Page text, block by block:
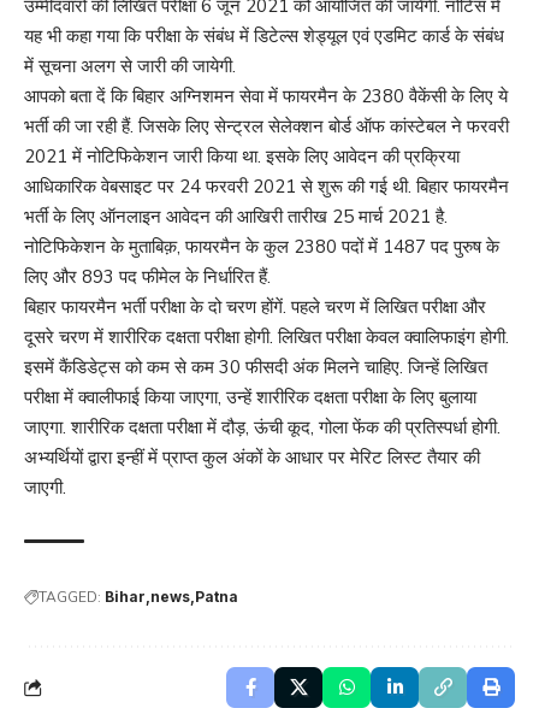
उम्मीदवारों की लिखित परीक्षा 6 जून 2021 को आयोजित की जायेगी. नोटिस में
यह भी कहा गया कि परीक्षा के संबंध में डिटेल्स शेड्यूल एवं एडमिट कार्ड के संबंध
में सूचना अलग से जारी की जायेगी.
आपको बता दें कि बिहार अग्निशमन सेवा में फायरमैन के 2380 वैकेंसी के लिए ये
भर्ती की जा रही हैं. जिसके लिए सेन्ट्रल सेलेक्शन बोर्ड ऑफ कांस्टेबल ने फरवरी
2021 में नोटिफिकेशन जारी किया था. इसके लिए आवेदन की प्रक्रिया
आधिकारिक वेबसाइट पर 24 फरवरी 2021 से शुरू की गई थी. बिहार फायरमैन
भर्ती के लिए ऑनलाइन आवेदन की आखिरी तारीख 25 मार्च 2021 है.
नोटिफिकेशन के मुताबिक़, फायरमैन के कुल 2380 पदों में 1487 पद पुरुष के
लिए और 893 पद फीमेल के निर्धारित हैं.
बिहार फायरमैन भर्ती परीक्षा के दो चरण होंगें. पहले चरण में लिखित परीक्षा और
दूसरे चरण में शारीरिक दक्षता परीक्षा होगी. लिखित परीक्षा केवल क्वालिफाइंग होगी.
इसमें कैंडिडेट्स को कम से कम 30 फीसदी अंक मिलने चाहिए. जिन्हें लिखित
परीक्षा में क्वालीफाई किया जाएगा, उन्हें शारीरिक दक्षता परीक्षा के लिए बुलाया
जाएगा. शारीरिक दक्षता परीक्षा में दौड़, ऊंची कूद, गोला फेंक की प्रतिस्पर्धा होगी.
अभ्यर्थियों द्वारा इन्हीं में प्राप्त कुल अंकों के आधार पर मेरिट लिस्ट तैयार की
जाएगी.
TAGGED: Bihar news Patna